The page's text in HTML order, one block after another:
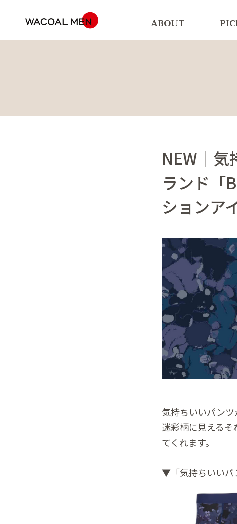
ABOUT
NEW｜
ランド「
ションア
気持ちいいパンツ
迷彩柄に見える
てくれます。
▼「気持ちいいパ